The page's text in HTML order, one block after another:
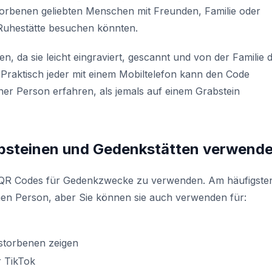
geliebten Menschen mit Freunden, Familie oder
besuchen könnten.
da sie leicht eingraviert, gescannt und von der Familie
jeder mit einem Mobiltelefon kann den Code
Person erfahren, als jemals auf einem Grabstein
und Gedenkstätten
Codes für Gedenkzwecke zu verwenden. Am
Person, aber Sie können sie auch verwenden für:
zeigen
TikTok